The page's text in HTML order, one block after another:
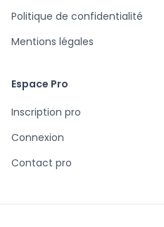
Politique de confidentialité
Mentions légales
Espace Pro
Inscription pro
Connexion
Contact pro